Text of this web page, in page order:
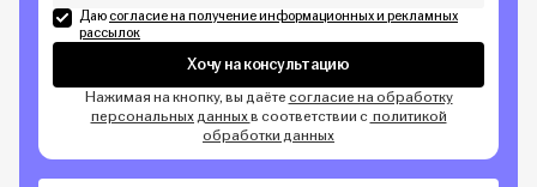
Даюсогласие на получение информационных и рекламных
рассылок
Хочу на консультацию
Нажимая на кнопку, вы даётесогласие на обработку
персональных данныхв соответствии с политикой
обработки данных